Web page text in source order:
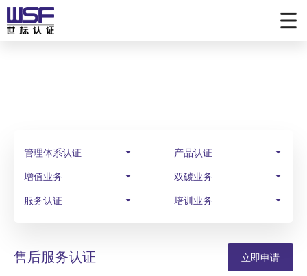
管理体系认证 产品认证
增值业务 双碳业务
服务认证 培训业务
立即申请
售后服务认证